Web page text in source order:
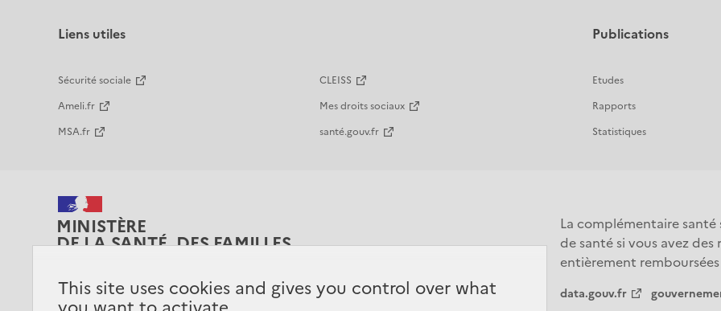
This site uses cookies and gives you control over what
Liens utiles
Sécurité sociale
Ameli.fr
MSA.fr
CLEISS
Mes droits sociaux
santé.gouv.fr
Publications
Etudes
Rapports
Statistiques
MINISTÈRE
DE LA SANTÉ, DES FAMILLES,
ET DES PERSONNES HANDICAPÉES
La complémentaire santé
de santé si vous avez des
entièrement
data.gouv.fr